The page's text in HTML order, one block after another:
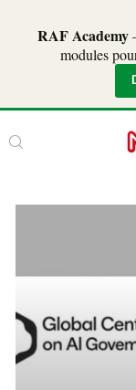
RAF Academy
modules